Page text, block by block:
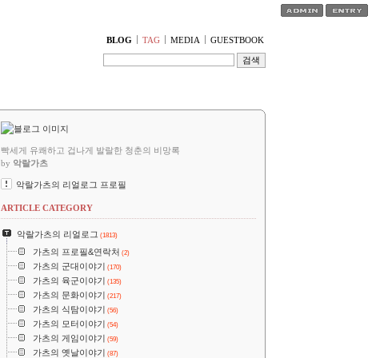
BLOG TAG MEDIA GUESTBOOK
빡세게 유쾌하고 겁나게 발랄한 청춘의 비망록
by 악랄가츠
악랄가츠의 리얼로그 프로필
ARTICLE CATEGORY
악랄가츠의 리얼로그 (1813)
가츠의 프로필&연락처 (2)
가츠의 군대이야기 (170)
가츠의 육군이야기 (135)
가츠의 문화이야기 (217)
가츠의 식탐이야기 (56)
가츠의 모터이야기 (54)
가츠의 게임이야기 (59)
가츠의 옛날이야기 (87)
티스토리툴바